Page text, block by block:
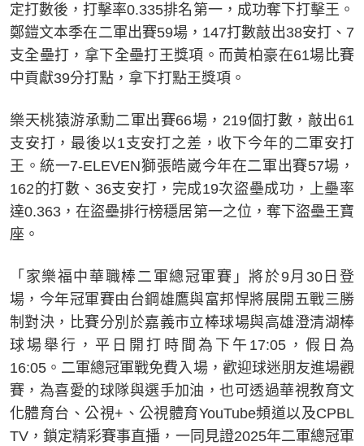
定打數後，打擊率0.335排名第一，成功奪下打擊王。
鄭鎧文本季在二軍出賽59場，147打數敲出38安打、7
支全壘打，拿下全壘打王獎項。而黃柏豪在61場比賽
中貢獻39分打點，拿下打點王獎項。
樂天桃猿游承勳二軍出賽66場，219個打數，敲出61
支安打，最後以1支安打之差，收下今年的二軍安打
王。統一7-ELEVEN獅張皓崴今年在二軍出賽57場，
162的打數、36支安打，完成19次盜壘成功，上壘率
達0.363，在盜壘排行榜穩居第一之位，奪下盜壘王寶
座。
「家樂福中華職棒二軍總冠軍賽」將於9月30日登
場，今年冠軍賽由台鋼雄鷹與富邦悍將展開五戰三勝
制對決，比賽分別於嘉義市立棒球場與高雄澄清湖棒
球場舉行，平日開打時間為下午17:05，假日為
16:05。二軍總冠軍戰免費入場，歡迎球迷朋友進場觀
賽，為喜愛的球隊與選手加油，也可透過華視教育文
化體育台、公視+、公視體育YouTube頻道以及CPBL
TV，鎖定精彩賽事直播，一同見證2025年二軍總冠軍